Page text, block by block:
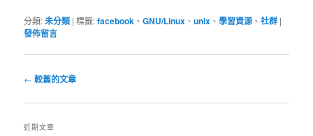
分類:未分類 |標籤:facebook 、GNU/Linux 、unix 、學習資源 、社群 |
發佈留言
文
導
← 較舊的文章
近期文章